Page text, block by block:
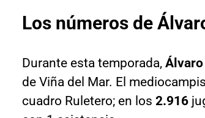
Los números de
Durante esta temporada,
de Viña del Mar. El
cuadro Ruletero; en los 2.916